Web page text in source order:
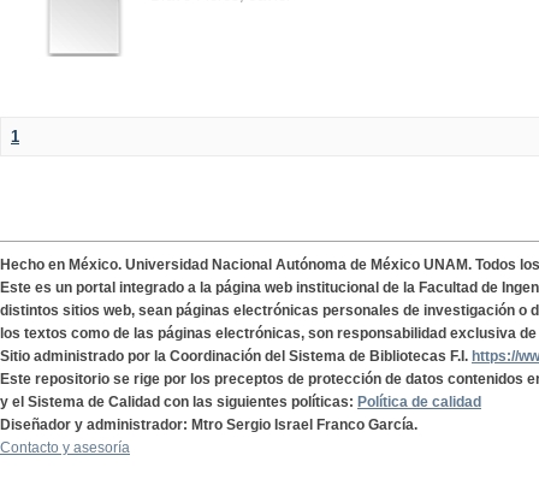
1
Hecho en México. Universidad Nacional Autónoma de México UNAM. Todos
Este es un portal integrado a la página web institucional de la Facultad de
distintos sitios web, sean páginas electrónicas personales de investigación o
los textos como de las páginas electrónicas, son responsabilidad exclusiva
Sitio administrado por la Coordinación del Sistema de Bibliotecas F.I. https://
Este repositorio se rige por los preceptos de protección de datos contenidos
y el Sistema de Calidad con las siguientes políticas: Política de calidad
Diseñador y administrador: Mtro Sergio Israel Franco García.
Contacto y asesoría